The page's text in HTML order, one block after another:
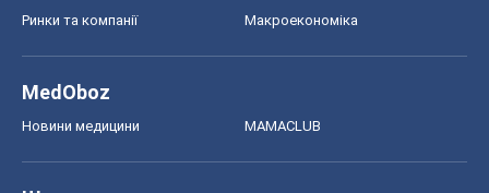
Ринки та компанії Макроекономіка
MedOboz
Новини медицини MAMACLUB